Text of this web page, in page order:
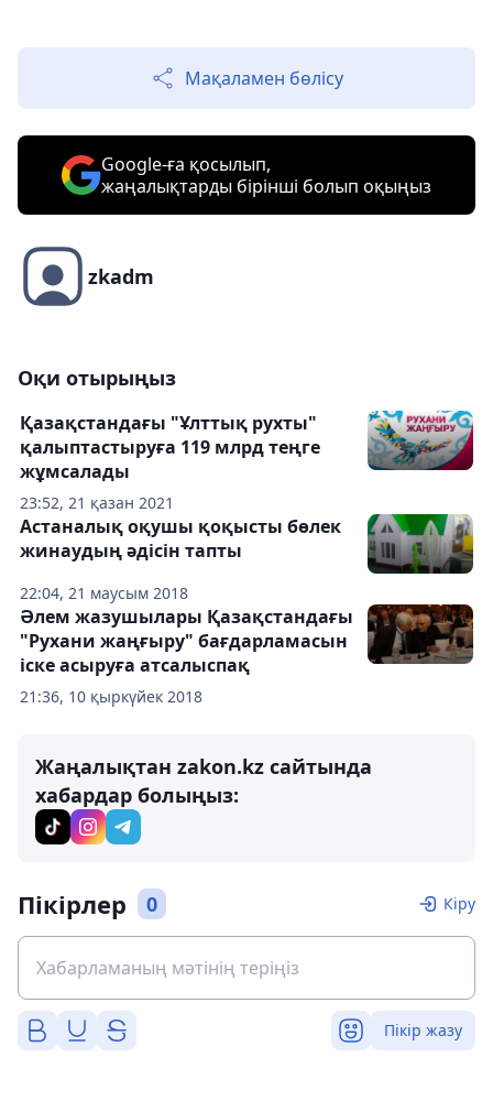
Мақаламен бөлісу
Google-ға қосылып,
жаңалықтарды бірінші болып оқыңыз
zkadm
Оқи отырыңыз
23:52, 21 қазан 2021
Қазақстандағы "Ұлттық рухты"
қалыптастыруға 119 млрд теңге
жұмсалады
22:04, 21 маусым 2018
Астаналық оқушы қоқысты бөлек
жинаудың әдісін тапты
21:36, 10 қыркүйек 2018
Әлем жазушылары Қазақстандағы
"Рухани жаңғыру" бағдарламасын
іске асыруға атсалыспақ
Жаңалықтан zakon.kz сайтында
хабардар болыңыз:
Пікірлер 0 Кіру
Пікір жазу